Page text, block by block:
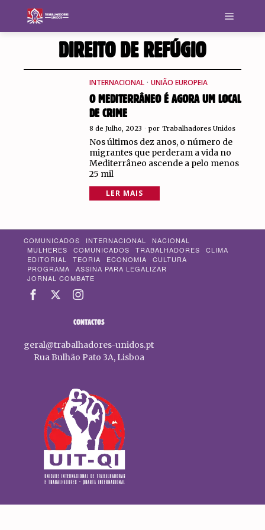
DIREITO DE REFÚGIO
INTERNACIONAL · UNIÃO EUROPEIA
O MEDITERRÂNEO É AGORA UM LOCAL
DE CRIME
8 de Julho, 2023 por Trabalhadores Unidos
Nos últimos dez anos, o número de
migrantes que perderam a vida no
Mediterrâneo ascende a pelo menos
25 mil
LER MAIS
COMUNICADOS INTERNACIONAL
NACIONAL
MULHERES
COMUNICADOS TRABALHADORES
CLIMA
EDITORIAL
TEORIA ECONOMIA
CULTURA
PROGRAMA
ASSINA PARA LEGALIZAR
JORNAL COMBATE
CONTACTOS
geral@trabalhadores-unidos.pt
Rua Bulhão Pato 3A, Lisboa